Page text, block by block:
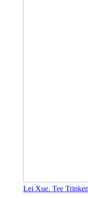
Lei Xue. Tee